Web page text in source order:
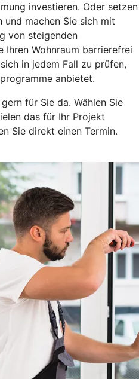
investieren. Oder setzen
und machen Sie sich mit
von steigenden
Ihren Wohnraum barrierefrei
in jedem Fall zu prüfen,
anbietet.
für Sie da. Wählen Sie
das für Ihr Projekt
Sie direkt einen Termin.